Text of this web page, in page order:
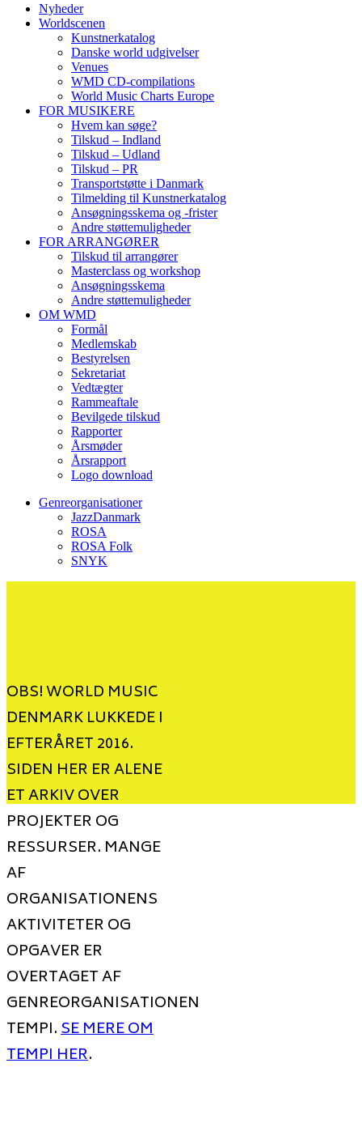
Nyheder
Worldscenen
Kunstnerkatalog
Danske world udgivelser
Venues
WMD CD-compilations
World Music Charts Europe
FOR MUSIKERE
Hvem kan søge?
Tilskud – Indland
Tilskud – Udland
Tilskud – PR
Transportstøtte i Danmark
Tilmelding til Kunstnerkatalog
Ansøgningsskema og -frister
Andre støttemuligheder
FOR ARRANGØRER
Tilskud til arrangører
Masterclass og workshop
Ansøgningsskema
Andre støttemuligheder
OM WMD
Formål
Medlemskab
Bestyrelsen
Sekretariat
Vedtægter
Rammeaftale
Bevilgede tilskud
Rapporter
Årsmøder
Årsrapport
Logo download
Genreorganisationer
JazzDanmark
ROSA
ROSA Folk
SNYK
OBS! WORLD MUSIC
DENMARK LUKKEDE I
EFTERÅRET 2016.
SIDEN HER ER ALENE
ET ARKIV OVER
PROJEKTER OG
RESSURSER. MANGE
AF
ORGANISATIONENS
AKTIVITETER OG
OPGAVER ER
OVERTAGET AF
GENREORGANISATIONEN
TEMPI.SE MERE OM
TEMPI HER.